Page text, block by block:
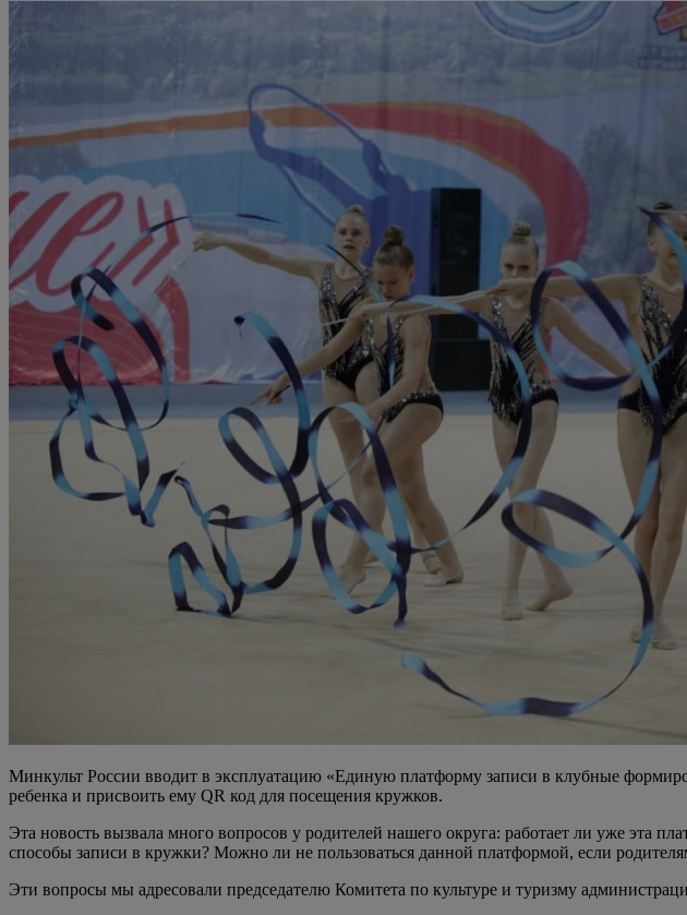
Минкульт России вводит в эксплуатацию «Единую платформу записи в клубные
ребенка и присвоить ему QR код для посещения кружков.
Эта новость вызвала много вопросов у родителей нашего округа: работает ли уже эта
способы записи в кружки? Можно ли не пользоваться данной платформой, если
Эти вопросы мы адресовали председателю Комитета по культуре и туризму